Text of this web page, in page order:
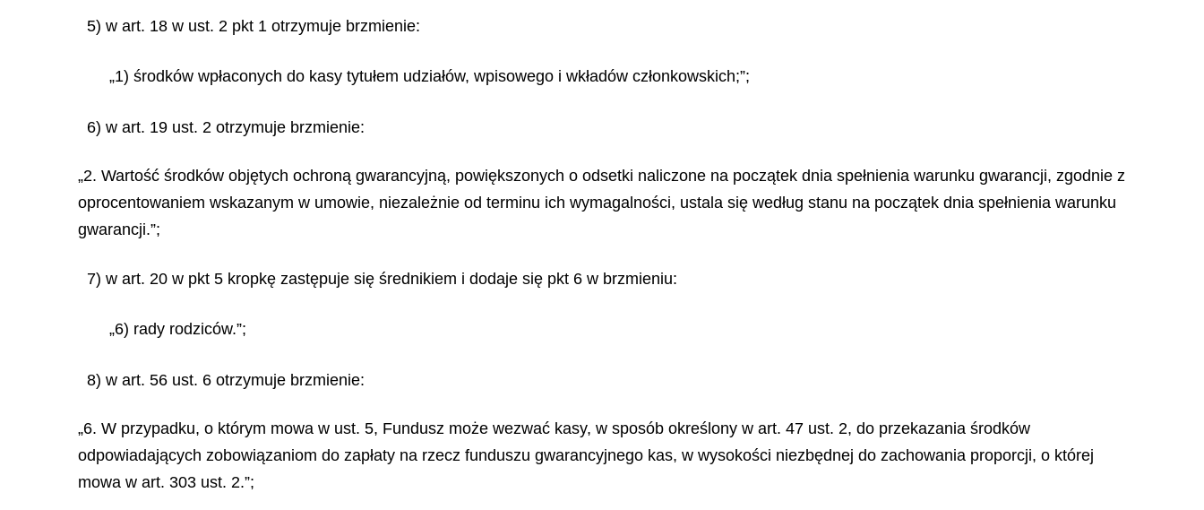
5) w art. 18 w ust. 2 pkt 1 otrzymuje brzmienie:
„1) środków wpłaconych do kasy tytułem udziałów, wpisowego i wkładów członkowskich;”;
6) w art. 19 ust. 2 otrzymuje brzmienie:
„2. Wartość środków objętych ochroną gwarancyjną, powiększonych o odsetki naliczone na początek dnia spełnienia warunku gwarancji, zgodnie z
oprocentowaniem wskazanym w umowie, niezależnie od terminu ich wymagalności, ustala się według stanu na początek dnia spełnienia warunku
gwarancji.”;
7) w art. 20 w pkt 5 kropkę zastępuje się średnikiem i dodaje się pkt 6 w brzmieniu:
„6) rady rodziców.”;
8) w art. 56 ust. 6 otrzymuje brzmienie:
„6. W przypadku, o którym mowa w ust. 5, Fundusz może wezwać kasy, w sposób określony w art. 47 ust. 2, do przekazania środków
odpowiadających zobowiązaniom do zapłaty na rzecz funduszu gwarancyjnego kas, w wysokości niezbędnej do zachowania proporcji, o której
mowa w art. 303 ust. 2.”;